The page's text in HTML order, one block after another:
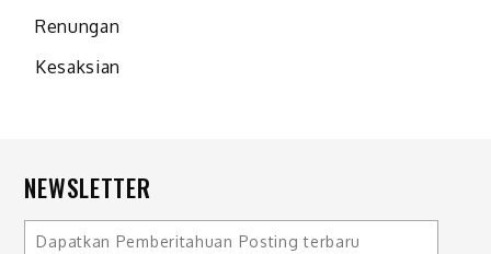
Renungan
Kesaksian
NEWSLETTER